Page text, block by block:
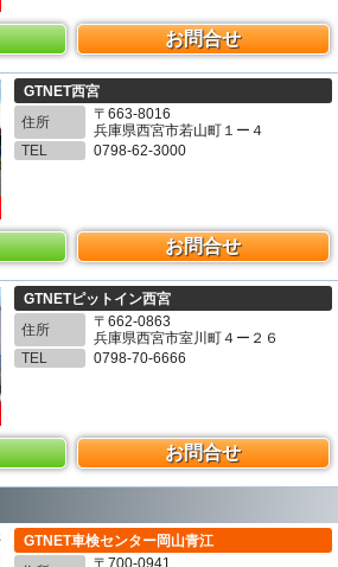
お問合せ
GTNET西宮
住所
〒663-8016
兵庫県西宮市若山町１ー４
TEL
0798-62-3000
お問合せ
GTNETピットイン西宮
住所
〒662-0863
兵庫県西宮市室川町４ー２６
TEL
0798-70-6666
お問合せ
GTNET車検センター岡山青江
〒700-0941